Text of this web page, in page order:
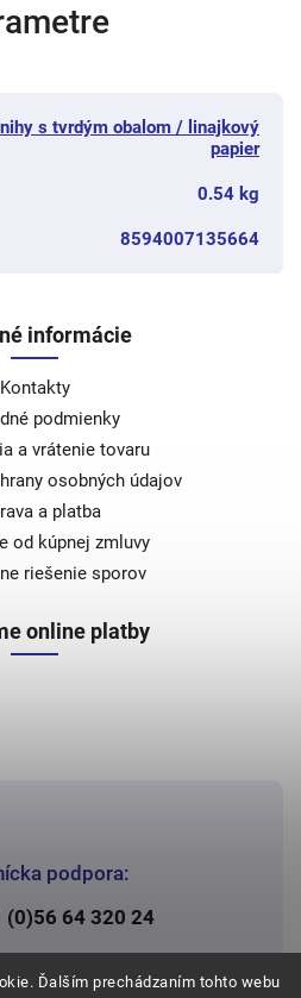
Ďalším prechádzaním tohto webu
s tvrdým obalom / linajkový
papier
0.54 kg
8594007135664
podpora:
(0)56 64 320 24
informácie
Kontakty
podmienky
a vrátenie tovaru
osobných údajov
a platba
od kúpnej zmluvy
riešenie sporov
online platby